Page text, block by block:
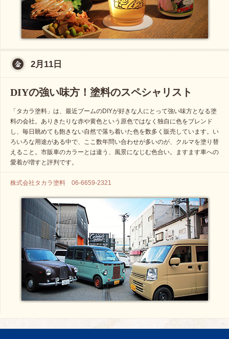
2月11日
DIYの強い味方！塗料のスペシャリスト
「タカラ塗料」は、最近ブームのDIYが好きな人にとって強い味方となる塗
料の会社。ありきたりな赤や黄色という原色ではなく独自に色をブレンド
し、毎日眺めても飽きない自然で落ち着いた色を数多く販売しています。い
ろいろな用途がある中で、ここ数年問い合わせが多いのが、クルマを塗り替
えること。市販車のカラーとは違う、風景になじむ色合い。ますます車への
愛着が増すと評判です。
株式会社タカラ塗料 06-6659-2321